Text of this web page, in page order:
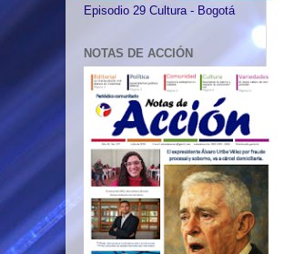
Episodio 29 Cultura - Bogotá
NOTAS DE ACCIÓN